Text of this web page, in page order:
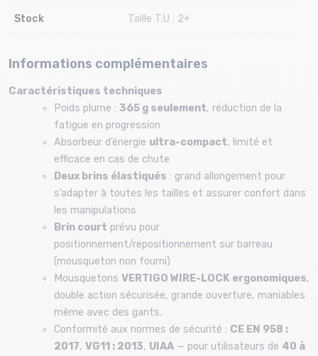
Stock Taille T.U : 2+
Informations complémentaires
Caractéristiques techniques
Poids plume : 365 g seulement, réduction de la
fatigue en progression
Absorbeur d’énergie ultra-compact, limité et
efficace en cas de chute
Deux brins élastiqués : grand allongement pour
s’adapter à toutes les tailles et assurer confort dans
les manipulations
Brin court prévu pour
positionnement/repositionnement sur barreau
(mousqueton non fourni)
Mousquetons VERTIGO WIRE-LOCK ergonomiques,
double action sécurisée, grande ouverture, maniables
même avec des gants.
Conformité aux normes de sécurité : CE EN 958 :
2017, VG11 : 2013, UIAA — pour utilisateurs de 40 à